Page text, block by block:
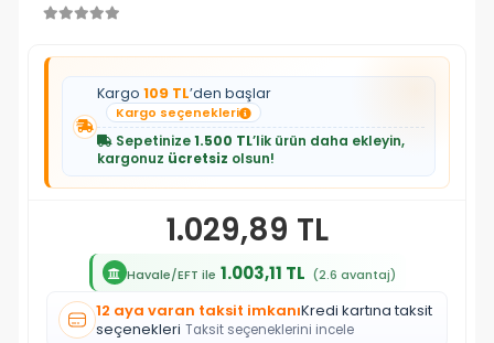
Kargo 109 TL’den başlar
Kargo seçenekleri
Sepetinize1.500 TL’lik ürün daha ekleyin,
kargonuz ücretsiz olsun!
1.029,89 TL
Havale/EFT ile 1.003,11 TL (2.6 avantaj)
12 aya varan taksit imkanıKredi kartına taksit
seçenekleri Taksit seçeneklerini incele